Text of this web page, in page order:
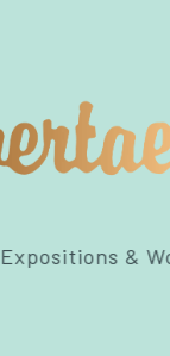
Expositions &